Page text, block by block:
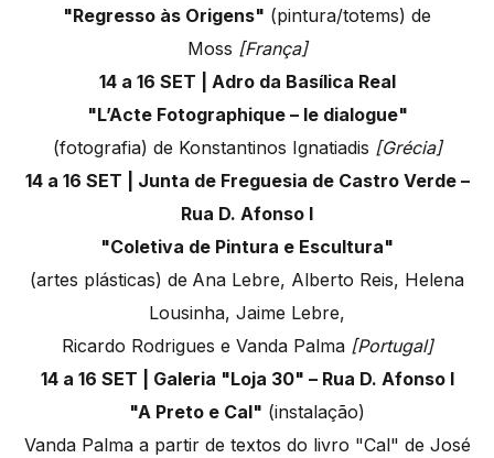
"Regresso às Origens" (pintura/totems) de
Moss [França]
14 a 16 SET | Adro da Basílica Real
"L’Acte Fotographique – le dialogue"
(fotografia) de Konstantinos Ignatiadis [Grécia]
14 a 16 SET | Junta de Freguesia de Castro Verde –
Rua D. Afonso I
"Coletiva de Pintura e Escultura"
(artes plásticas) de Ana Lebre, Alberto Reis, Helena
Lousinha, Jaime Lebre,
Ricardo Rodrigues e Vanda Palma [Portugal]
14 a 16 SET | Galeria "Loja 30" – Rua D. Afonso I
"A Preto e Cal" (instalação)
Vanda Palma a partir de textos do livro "Cal" de José